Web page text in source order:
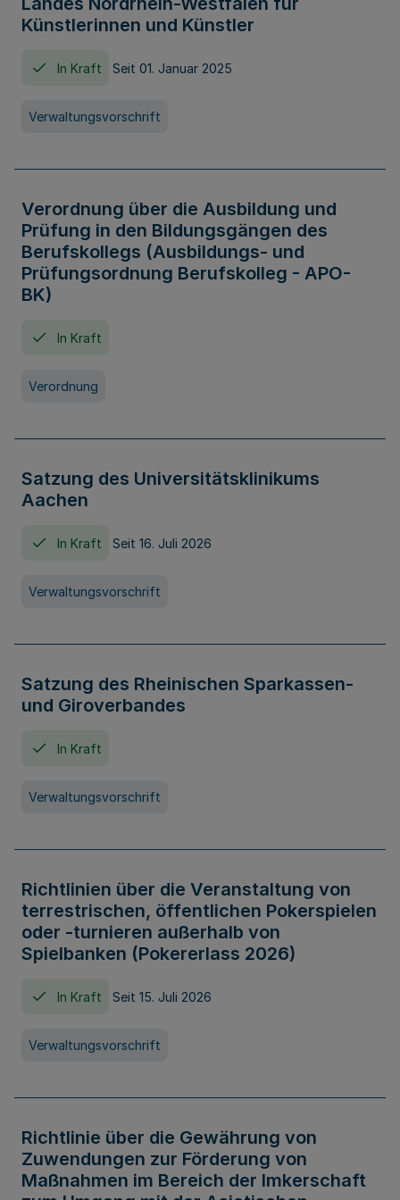
Künstlerinnen und Künstler
In Kraft Seit 01. Januar 2025
Verwaltungsvorschrift
Verordnung über die Ausbildung und
Prüfung in den Bildungsgängen des
Berufskollegs (Ausbildungs- und
Prüfungsordnung Berufskolleg - APO-
BK)
In Kraft
Verordnung
Satzung des Universitätsklinikums
Aachen
In Kraft Seit 16. Juli 2026
Verwaltungsvorschrift
Satzung des Rheinischen Sparkassen-
und Giroverbandes
In Kraft
Verwaltungsvorschrift
Richtlinien über die Veranstaltung von
terrestrischen, öffentlichen Pokerspielen
oder -turnieren außerhalb von
Spielbanken (Pokererlass 2026)
In Kraft Seit 15. Juli 2026
Verwaltungsvorschrift
Richtlinie über die Gewährung von
Zuwendungen zur Förderung von
Maßnahmen im Bereich der Imkerschaft